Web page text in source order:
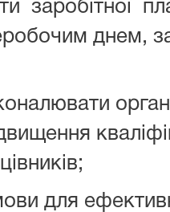
заробітної
днем,
для